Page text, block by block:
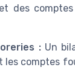
des
:Un
les comptes